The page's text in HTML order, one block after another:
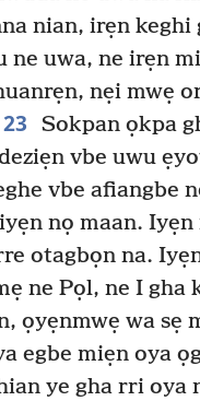
nian, irẹn
ne uwa, ne irẹn
nẹi mwẹ
23
Sokpan ọkpa
vbe uwu
vbe afiangbe
nọ maan.
otagbọn na.
ne Pọl, ne I gha
ọyẹnmwẹ wa sẹ
egbe miẹn oya
ye gha rri oya